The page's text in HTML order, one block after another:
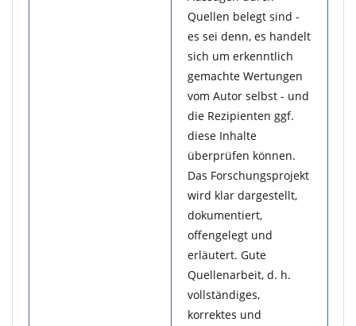
Quellen belegt sind -
es sei denn, es handelt
sich um erkenntlich
gemachte Wertungen
vom Autor selbst - und
die Rezipienten ggf.
diese Inhalte
überprüfen können.
Das Forschungsprojekt
wird klar dargestellt,
dokumentiert,
offengelegt und
erläutert. Gute
Quellenarbeit, d. h.
vollständiges,
korrektes und